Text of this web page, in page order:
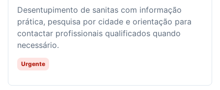
Desentupimento de sanitas com informação
prática, pesquisa por cidade e orientação para
contactar profissionais qualificados quando
necessário.
Urgente